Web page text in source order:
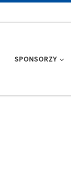
SPONSORZY